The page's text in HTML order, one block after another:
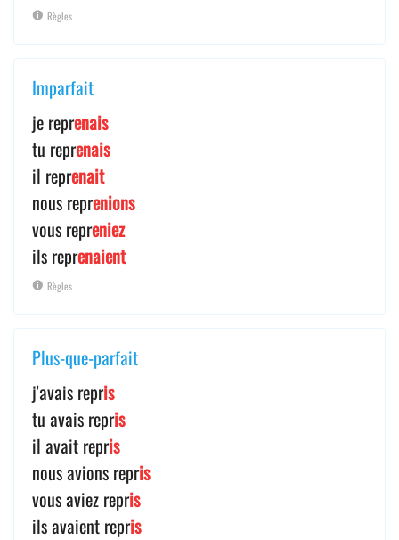
Règles
Imparfait
je reprenais
tu reprenais
il reprenait
nous reprenions
vous repreniez
ils reprenaient
Règles
Plus-que-parfait
j'avais repris
tu avais repris
il avait repris
nous avions repris
vous aviez repris
ils avaient repris